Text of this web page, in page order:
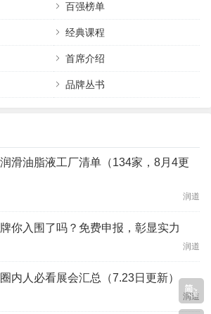
百强榜单
经典课程
首席介绍
品牌丛书
滑油脂液工厂清单（134家，8月4更
润道
你入围了吗？免费申报，彰显实力
润道
内人必看展会汇总（7.23日更新）
润道